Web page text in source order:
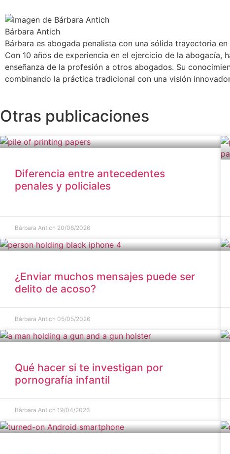
Bárbara Antich
Bárbara es abogada penalista con una sólida trayectoria
Con 10 años de experiencia en el ejercicio de la
enseñanza de la profesión a otros abogados. Su
combinando la práctica tradicional con una visión
Otras publicaciones
Diferencia entre antecedentes
penales y policiales
Bárbara Antich 20/06/2026
¿Enviar muchos mensajes puede ser
delito de acoso?
Bárbara Antich 05/05/2026
Qué hacer si te investigan por
pornografía infantil
Bárbara Antich 19/04/2026